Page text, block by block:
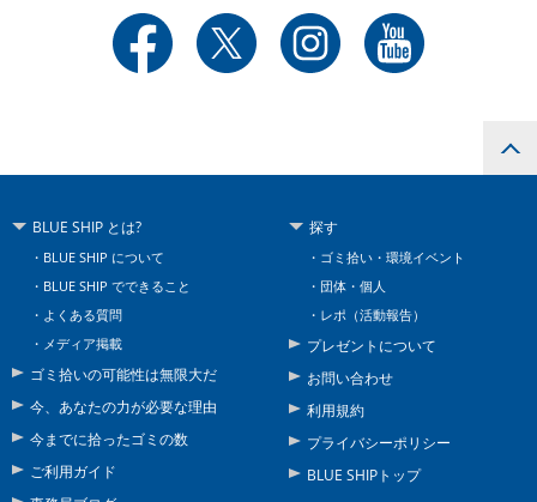
BLUE SHIP とは?
BLUE SHIP について
BLUE SHIP でできること
よくある質問
メディア掲載
ゴミ拾いの可能性は無限大だ
今、あなたの力が必要な理由
今までに拾ったゴミの数
ご利用ガイド
探す
ゴミ拾い・環境イベント
団体・個人
レポ（活動報告）
プレゼントについて
お問い合わせ
利用規約
プライバシーポリシー
BLUE SHIPトップ